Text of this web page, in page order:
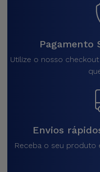
Pagamento
Utilize o nosso
Envios
Receba o seu produto